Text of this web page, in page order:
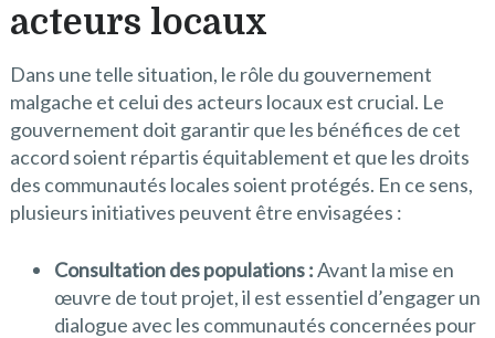
acteurs locaux
Dans une telle situation, le rôle du gouvernement
malgache et celui des acteurs locaux est crucial. Le
gouvernement doit garantir que les bénéfices de cet
accord soient répartis équitablement et que les droits
des communautés locales soient protégés. En ce sens,
plusieurs initiatives peuvent être envisagées :
Consultation des populations :Avant la mise en
œuvre de tout projet, il est essentiel d’engager un
dialogue avec les communautés concernées pour